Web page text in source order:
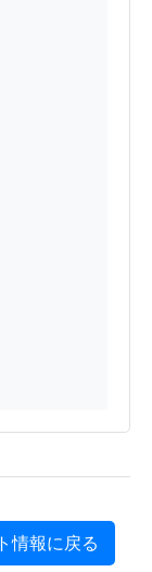
情報に戻る